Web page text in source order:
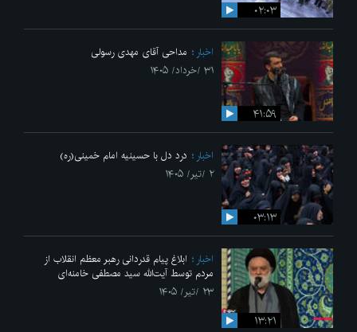
۰۲:۰۳
۴۱:۵۹
اخبار
مداحی آقای مهدی رسولی
۳۱ /خرداد/ ۱۴۰۵
۰۳:۱۳
اخبار
درد دل با حسینیه امام خمینی(ره)
۲ /تیر/ ۱۴۰۵
۱۳:۲۱
اخبار
ابلاغ پیام قدردانی رهبر معظم انقلاب از
مردم توسط آیت‌الله سید مصطفی خامنه‌ای
۲۳ /تیر/ ۱۴۰۵